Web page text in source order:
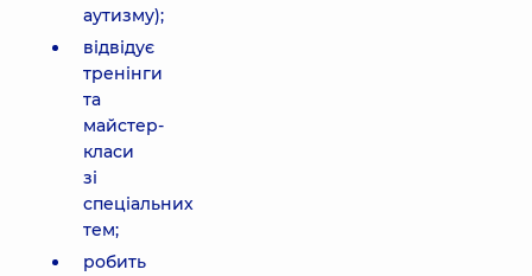
аутизму);
відвідує
тренінги
та
майстер-
класи
зі
спеціальних
тем;
робить